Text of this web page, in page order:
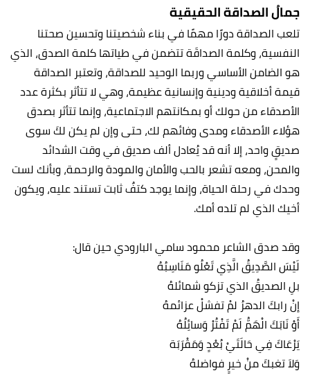
جمالُ الصداقة الحقيقية
تلعب الصداقة دورًا مهمًا في بناء شخصيتنا وتحسين صحتنا
النفسية،وكلمة الصداقَة تتضمن في طياتها كلمة الصدق، الذي
هو الضامن الأساسي وربما الوحيد للصداقة، وتعتبر الصداقة
قيمة أخلاقية ودينية وإنسانية عظيمة، وهي لا تتأثر بكثرة عدد
الأصدقاء من حولك أو بمكانتهم الاجتماعية، وإنما تتأثر بصدق
هؤلاء الأصدقاء ومدى وفائهم لك، حتى وإن لم يكن لكَ سوى
صديقٍ واحد، إلا أنه قد يُعادل ألف صديق في وقت الشدائد
والمحن، ومعه تشعر بالحب والأمان والمودة والرحمة، وبأنك لست
وحدك في رحلة الحياة، وإنما يوجد كتفٌ ثابت تستند عليه، ويكون
أخيك الذي لم تلده أمك.
وقد صدق الشاعر محمود سامي البارودي حين قال:
لَيْسَ الصَّدِيقُ الَّذِي تَعْلُو مَنَاسِبُهُ
بلِ الصديقُ الذي تزكو شمائلهُ
إنْ رابكَ الدهرُ لمْ تفشلْ عزائمهُ
أَوْ نَابَكَ الْهَمُّ لَمْ تَفْتُرْ وَسائِلُهُ
يَرْعَاكَ فِي حَالَتَيْ بُعْدٍ وَمَقْرَبَة
وَلاَ تغبكَ منْ خيرٍ فواضلهُ